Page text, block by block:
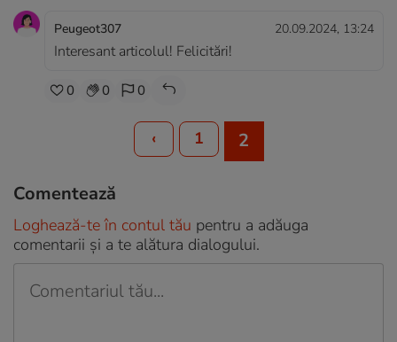
Peugeot307 20.09.2024, 13:24
Interesant articolul! Felicitări!
0 0 0
‹ 1 2
Comentează
Loghează-te în contul tău pentru a adăuga
comentarii și a te alătura dialogului.